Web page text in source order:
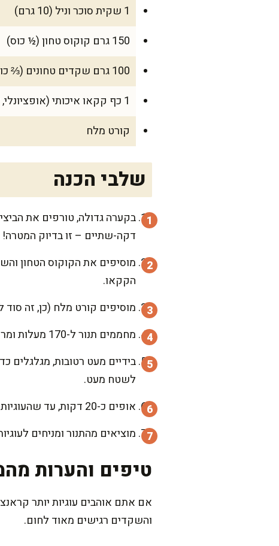
1 שקית סוכר וניל (10 גרם)
150 גרם קוקוס טחון (½ כוס)
100 גרם שקדים טחונים (⅔ כוס)
1 כף קקאו איכותי (אופציונלי, למי שאוהב גיוון)
קורט מלח
שלבי הכנה
בקערה גדולה, טורפים את
דקה-שתיים – זו בדיוק המטרה!
מוסיפים את הקוקוס הטחון
הקקאו.
מוסיפים קורט מלח (כן, זה
מחממים תנור ל-170 מעלות ומרפדים תבנית בנייר אפייה.
בידיים מעט רטובות, מגלגלים
לשטח מעט.
אופים כ-20 דקות, עד שהעוגיות מזהיבות קלות וממלאות את המטבח בריח חלומי של פסח.
מוציאים מהתנור ומניחים
טיפים והערות
והשקדים רגישים מאוד לחום.